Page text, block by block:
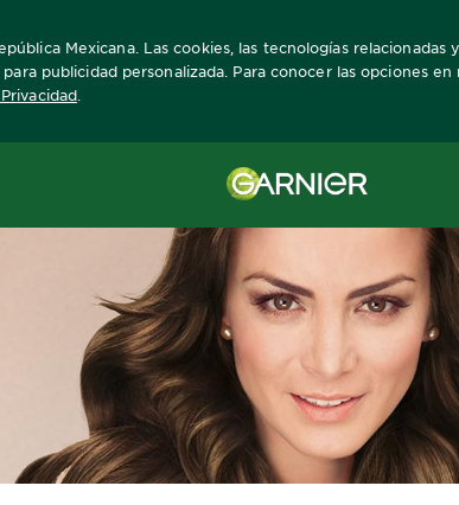
Mexicana. Las cookies, las tecnologías relacionadas
publicidad personalizada. Para conocer las opciones en